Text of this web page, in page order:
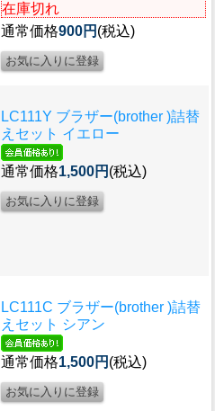
在庫切れ
通常価格900円 (税込)
LC111Y ブラザー(brother )詰替
えセット イエロー
通常価格1,500円 (税込)
LC111C ブラザー(brother )詰替
えセット シアン
通常価格1,500円 (税込)